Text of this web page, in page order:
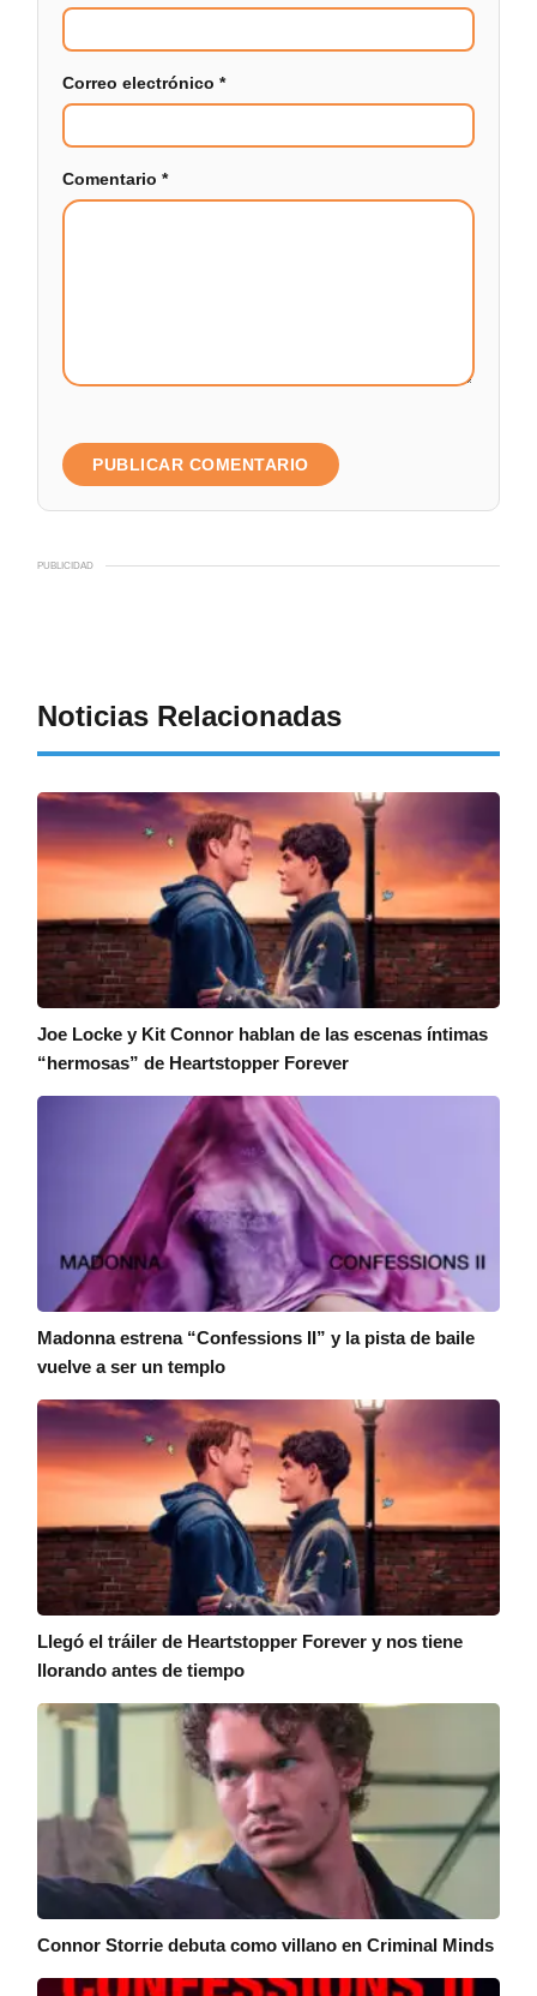
Correo electrónico*
Comentario*
PUBLICIDAD
Noticias Relacionadas
Joe Locke y Kit Connor hablan de las escenas íntimas
“hermosas” de Heartstopper Forever
Madonna estrena “Confessions II” y la pista de baile
vuelve a ser un templo
Llegó el tráiler de Heartstopper Forever y nos tiene
llorando antes de tiempo
Connor Storrie debuta como villano en Criminal Minds